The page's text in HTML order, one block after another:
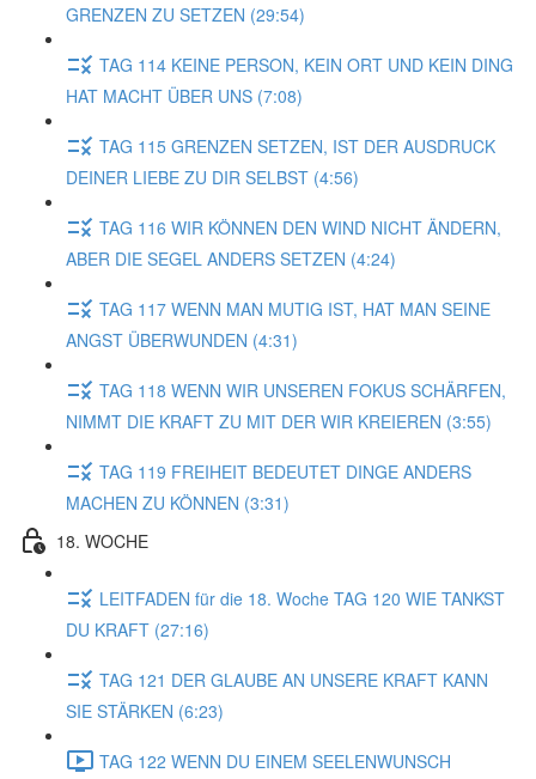
GRENZEN ZU SETZEN (29:54)
TAG 114 KEINE PERSON, KEIN ORT UND KEIN DING
HAT MACHT ÜBER UNS (7:08)
TAG 115 GRENZEN SETZEN, IST DER AUSDRUCK
DEINER LIEBE ZU DIR SELBST (4:56)
TAG 116 WIR KÖNNEN DEN WIND NICHT ÄNDERN,
ABER DIE SEGEL ANDERS SETZEN (4:24)
TAG 117 WENN MAN MUTIG IST, HAT MAN SEINE
ANGST ÜBERWUNDEN (4:31)
TAG 118 WENN WIR UNSEREN FOKUS SCHÄRFEN,
NIMMT DIE KRAFT ZU MIT DER WIR KREIEREN (3:55)
TAG 119 FREIHEIT BEDEUTET DINGE ANDERS
MACHEN ZU KÖNNEN (3:31)
18. WOCHE
LEITFADEN für die 18. Woche TAG 120 WIE TANKST
DU KRAFT (27:16)
TAG 121 DER GLAUBE AN UNSERE KRAFT KANN
SIE STÄRKEN (6:23)
TAG 122 WENN DU EINEM SEELENWUNSCH